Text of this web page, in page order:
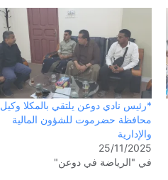
*رئيس نادي دوعن يلتقي بالمكلا وكيل
محافظة حضرموت للشؤون المالية
والإدارية
25/11/2025
في "الرياضة في دوعن"